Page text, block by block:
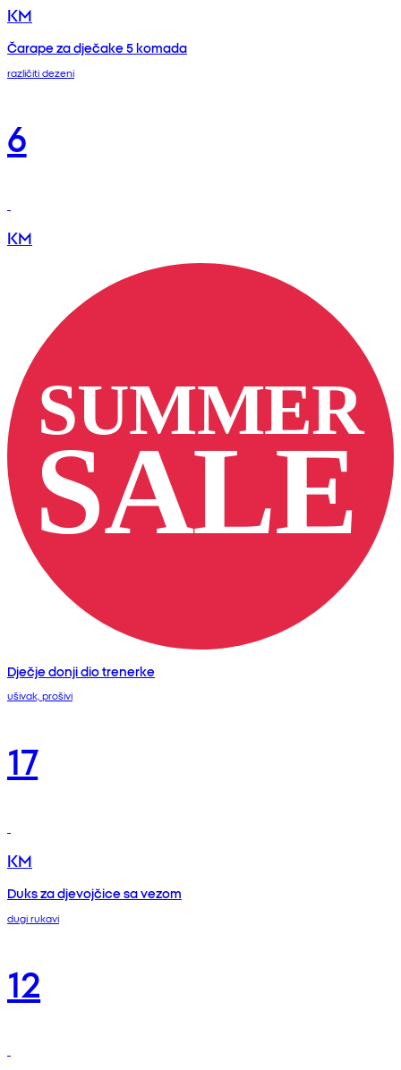
KM
Čarape za dječake 5 komada
različiti dezeni
6
KM
Dječje donji dio trenerke
ušivak, prošivi
17
KM
Duks za djevojčice sa vezom
dugi rukavi
12